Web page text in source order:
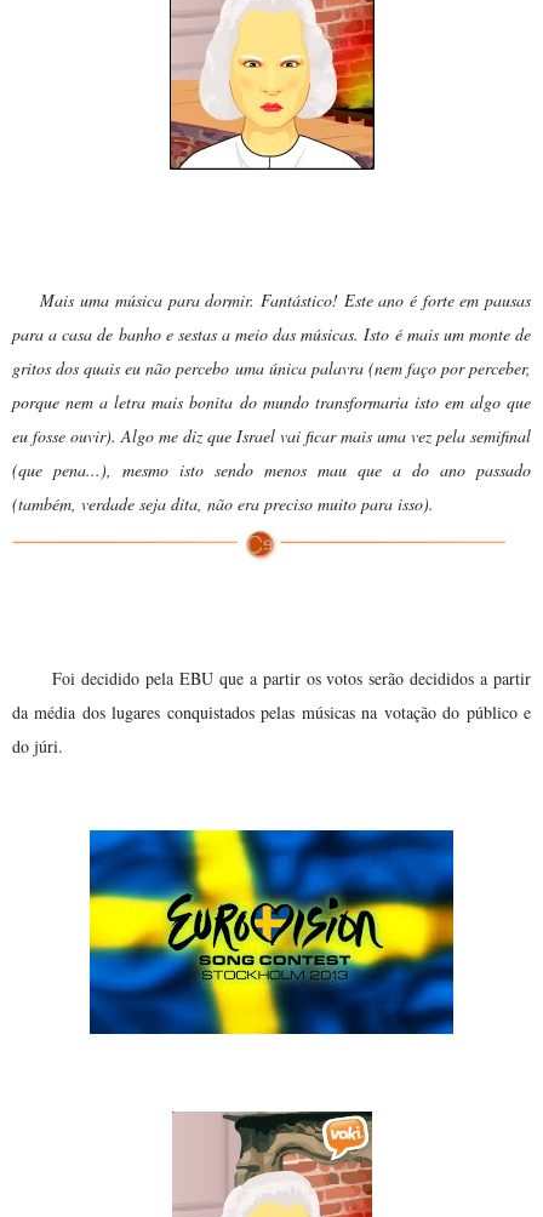
Mais uma música para dormir. Fantástico! Este ano é forte em pausas
para a casa de banho e sestas a meio das músicas. Isto é mais um monte de
gritos dos quais eu não percebo uma única palavra (nem faço por perceber,
porque nem a letra mais bonita do mundo transformaria isto em algo que
eu fosse ouvir). Algo me diz que Israel vai ficar mais uma vez pela semifinal
(que pena...), mesmo isto sendo menos mau que a do ano passado
(também, verdade seja dita, não era preciso muito para isso).
Foi decidido pela EBU que a partir os votos serão decididos a partir
da média dos lugares conquistados pelas músicas na votação do público e
do júri.